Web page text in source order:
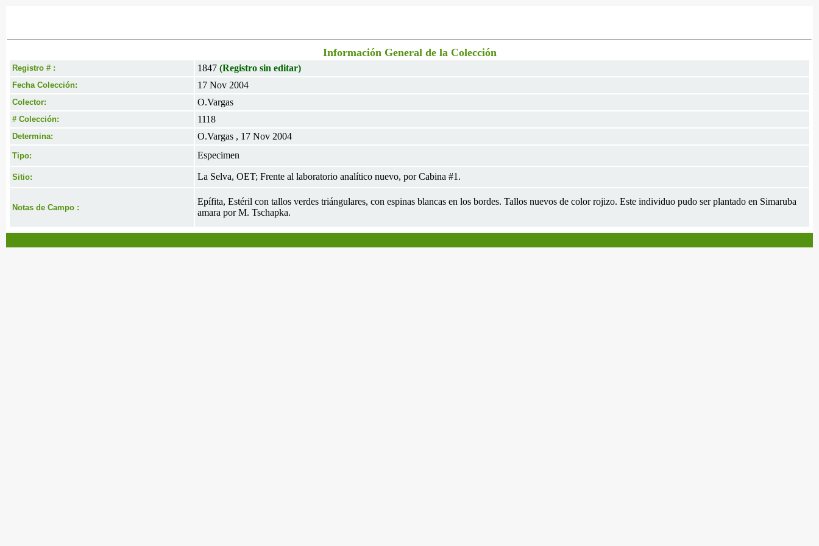
Información General de la Colección
Registro # : 1847 (Registro sin editar)
Fecha Colección: 17 Nov 2004
Colector: O.Vargas
# Colección: 1118
Determina: O.Vargas , 17 Nov 2004
Tipo: Especimen
Sitio: La Selva, OET; Frente al laboratorio analítico nuevo, por Cabina #1.
Notas de Campo :
Epífita, Estéril con tallos verdes triángulares, con espinas blancas en los bordes. Tallos nuevos de color rojizo. Este individuo pudo ser plantado en Simaruba
amara por M. Tschapka.